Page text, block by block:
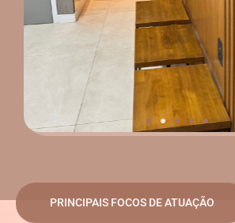
PRINCIPAIS FOCOS DE ATUAÇÃO